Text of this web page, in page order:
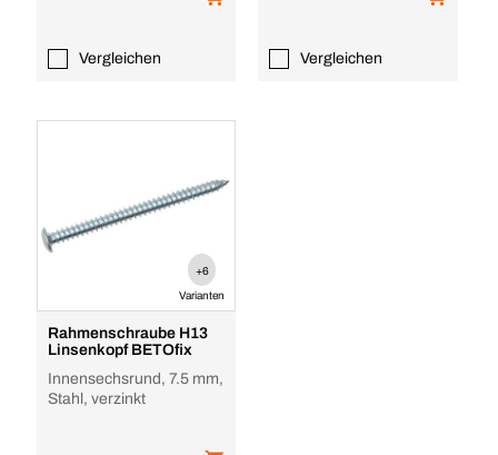
Vergleichen Vergleichen
+6
Varianten
Rahmenschraube H13
Linsenkopf BETOfix
Innensechsrund, 7.5 mm,
Stahl, verzinkt